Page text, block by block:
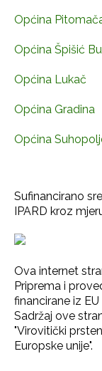
Općina
Općina Špišić
Općina Lukač
Općina Gradina
Općina
Sufinancirano
IPARD kroz
Ova internet
Priprema i
financirane iz
Sadržaj ove
"Virovitički
Europske unije".